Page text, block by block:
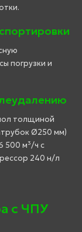
погрузки и
толщиной
Ø250 мм)
500 м³/ч с
240 н/л
с ЧПУ